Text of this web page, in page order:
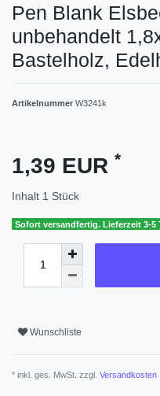
Pen Blank
unbehandelt
Bastelholz,
Artikelnummer W3241k
1,39 EUR *
Inhalt 1 Stück
Sofort versandfertig. Lieferzeit 3-5
Wunschliste
* inkl. ges. MwSt. zzgl. Versandkosten